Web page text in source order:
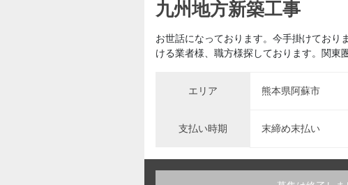
九州地方新築工事
お世話になっております。今手掛けており
ける業者様、職方様探しております。関東
エリア 熊本県阿蘇市
支払い時期 末締め末払い